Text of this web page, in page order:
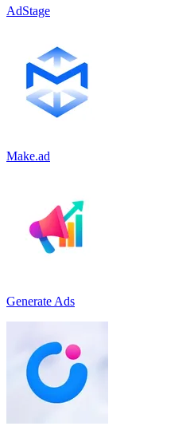
AdStage
Make.ad
Generate Ads